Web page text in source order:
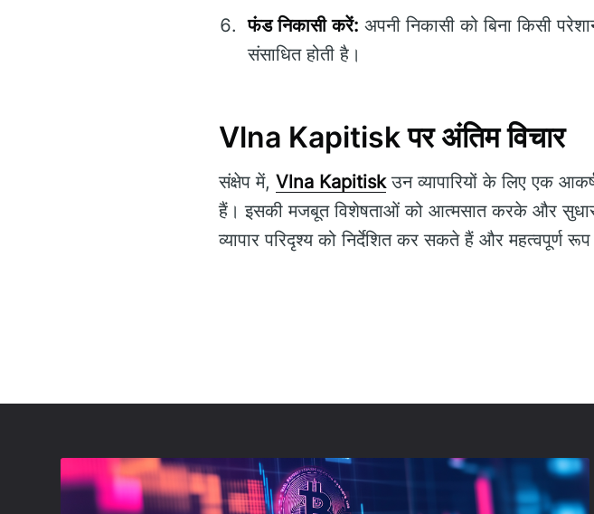
फंड निकासी करें: अपनी निकासी को बिना किसी
संसाधित होती है।
Vlna Kapitisk पर अंतिम विचार
संक्षेप में, Vlna Kapitiskउन व्यापारियों के लिए एक
हैं। इसकी मजबूत विशेषताओं को आत्मसात करके और सुधार
व्यापार परिदृश्य को निर्देशित कर सकते हैं और महत्वपूर्ण